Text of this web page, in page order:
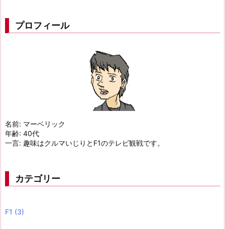
プロフィール
名前: マーベリック
年齢: 40代
一言: 趣味はクルマいじりとF1のテレビ観戦です。
カテゴリー
F1 (3)